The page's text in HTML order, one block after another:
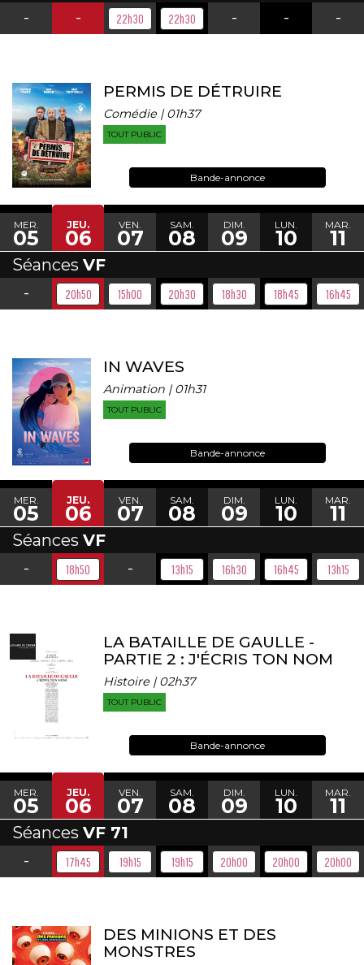
-
- 22h30 22h30 - - -
PERMIS DE DÉTRUIRE
Comédie | 01h37
TOUT PUBLIC
Bande-annonce
MER.
05
JEU.
06
VEN.
07
SAM.
08
DIM.
09
LUN.
10
MAR.
11
Séances VF
-
20h50 15h00 20h30 18h30 18h45 16h45
IN WAVES
Animation | 01h31
TOUT PUBLIC
Bande-annonce
MER.
05
JEU.
06
VEN.
07
SAM.
08
DIM.
09
LUN.
10
MAR.
11
Séances VF
-
18h50 - 13h15 16h30 16h45 13h15
LA BATAILLE DE GAULLE -
PARTIE 2 : J'ÉCRIS TON NOM
Histoire | 02h37
TOUT PUBLIC
Bande-annonce
MER.
05
JEU.
06
VEN.
07
SAM.
08
DIM.
09
LUN.
10
MAR.
11
Séances VF 71
-
17h45 19h15 19h15 20h00 20h00 20h00
DES MINIONS ET DES
MONSTRES